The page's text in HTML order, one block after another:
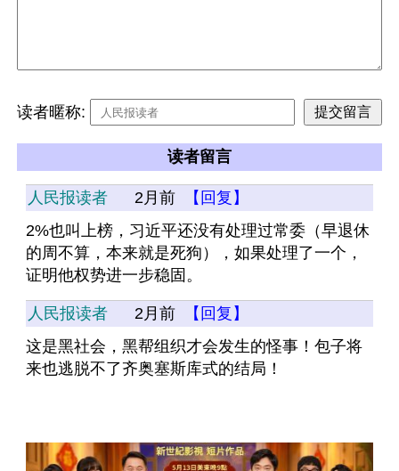
读者暱称:
读者留言
人民报读者 2月前
【回复】
2%也叫上榜，习近平还没有处理过常委（早退休
的周不算，本来就是死狗），如果处理了一个，
证明他权势进一步稳固。
人民报读者 2月前
【回复】
这是黑社会，黑帮组织才会发生的怪事！包子将
来也逃脱不了齐奥塞斯库式的结局！